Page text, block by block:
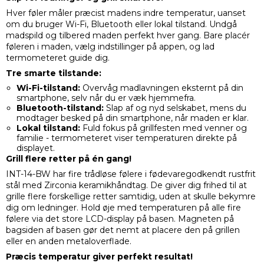
Hver føler måler præcist madens indre temperatur, uanset
om du bruger Wi-Fi, Bluetooth eller lokal tilstand. Undgå
madspild og tilbered maden perfekt hver gang. Bare placér
føleren i maden, vælg indstillinger på appen, og lad
termometeret guide dig.
Tre smarte tilstande:
Wi-Fi-tilstand:Overvåg madlavningen eksternt på din
smartphone, selv når du er væk hjemmefra.
Bluetooth-tilstand:Slap af og nyd selskabet, mens du
modtager besked på din smartphone, når maden er klar.
Lokal tilstand:Fuld fokus på grillfesten med venner og
familie - termometeret viser temperaturen direkte på
displayet.
Grill flere retter på én gang!
INT-14-BW har fire trådløse følere i fødevaregodkendt rustfrit
stål med Zirconia keramikhåndtag. De giver dig frihed til at
grille flere forskellige retter samtidig, uden at skulle bekymre
dig om ledninger. Hold øje med temperaturen på alle fire
følere via det store LCD-display på basen. Magneten på
bagsiden af basen gør det nemt at placere den på grillen
eller en anden metaloverflade.
Præcis temperatur giver perfekt resultat!